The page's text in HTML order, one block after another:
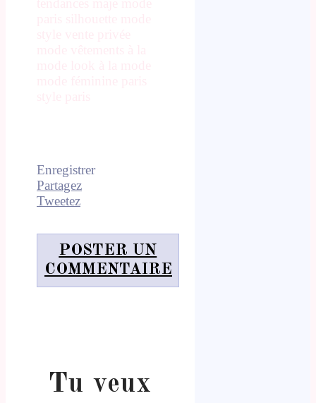
Enregistrer
Partagez
Tweetez
POSTER UN
COMMENTAIRE
Tu veux